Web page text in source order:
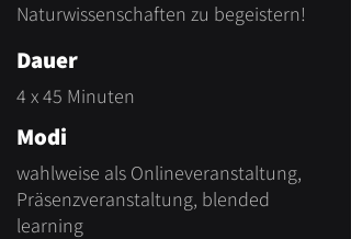
Naturwissenschaften zu begeistern!
Dauer
4 x 45 Minuten
Modi
wahlweise als Onlineveranstaltung,
Präsenzveranstaltung, blended
learning